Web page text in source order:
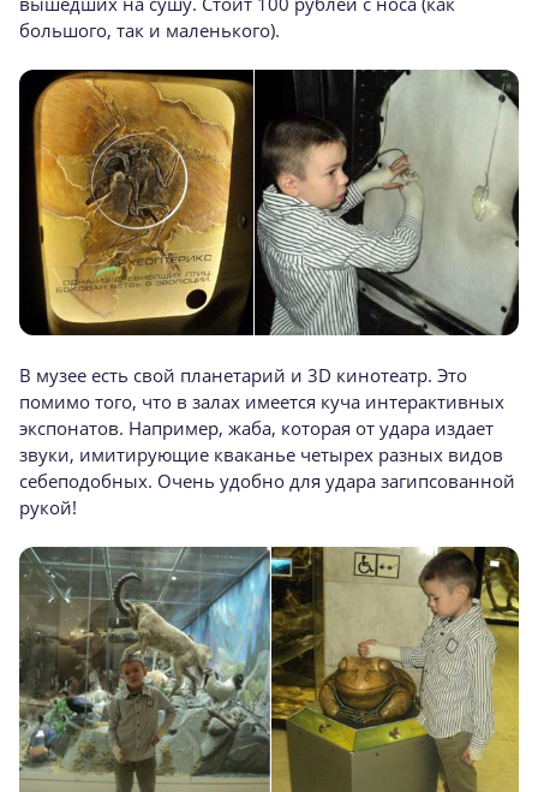
большого, так и маленького).
В музее есть свой планетарий и 3D кинотеатр. Это
помимо того, что в залах имеется куча интерактивных
экспонатов. Например, жаба, которая от удара издает
звуки, имитирующие кваканье четырех разных видов
себеподобных. Очень удобно для удара загипсованной
рукой!